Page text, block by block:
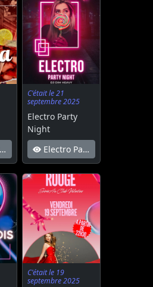
C'était le 21
septembre 2025
Electro Party
Night
Electro Party Night
C'était le 19
septembre 2025